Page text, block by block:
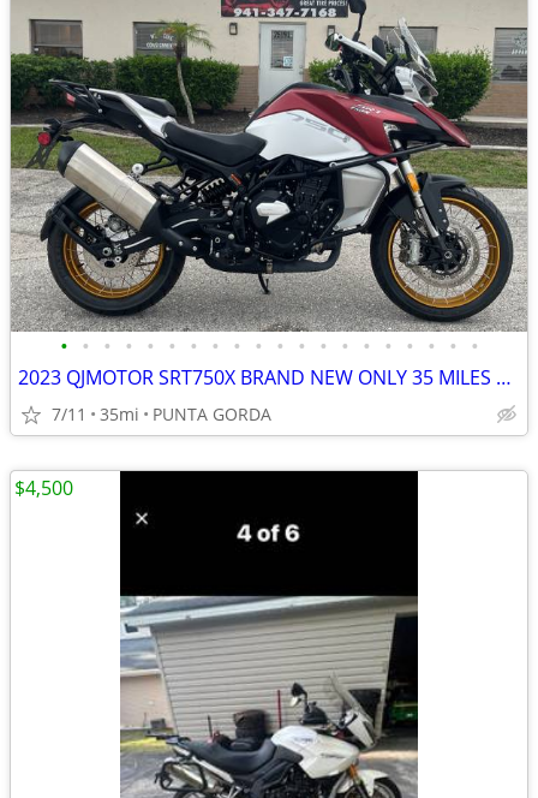
• • • • • • • • • • • • • • • • • • • •
2023 QJMOTOR SRT750X BRAND NEW ONLY 35 MILES 6-SPEED BREMBO BRAKES ABS
7/11 35mi PUNTA GORDA
$4,500